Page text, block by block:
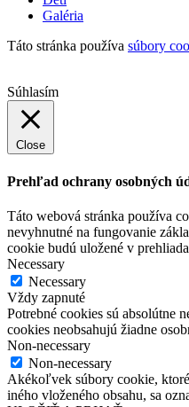
Galéria
Táto stránka používa súbory
Súhlasím
Close
Prehľad ochrany osobných
Táto webová stránka používa
nevyhnutné na fungovanie
cookie budú uložené v
Necessary
Necessary
Vždy zapnuté
Potrebné cookies sú absolútne
cookies neobsahujú žiadne
Non-necessary
Non-necessary
Akékoľvek súbory cookie,
iného vloženého obsahu, sa